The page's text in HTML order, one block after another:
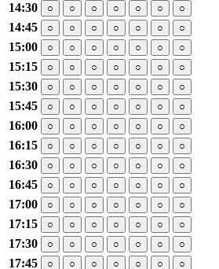
14:30 ○ ○ ○ ○ ○ ○ ○
14:45 ○ ○ ○ ○ ○ ○ ○
15:00 ○ ○ ○ ○ ○ ○ ○
15:15 ○ ○ ○ ○ ○ ○ ○
15:30 ○ ○ ○ ○ ○ ○ ○
15:45 ○ ○ ○ ○ ○ ○ ○
16:00 ○ ○ ○ ○ ○ ○ ○
16:15 ○ ○ ○ ○ ○ ○ ○
16:30 ○ ○ ○ ○ ○ ○ ○
16:45 ○ ○ ○ ○ ○ ○ ○
17:00 ○ ○ ○ ○ ○ ○ ○
17:15 ○ ○ ○ ○ ○ ○ ○
17:30 ○ ○ ○ ○ ○ ○ ○
17:45 ○ ○ ○ ○ ○ ○ ○